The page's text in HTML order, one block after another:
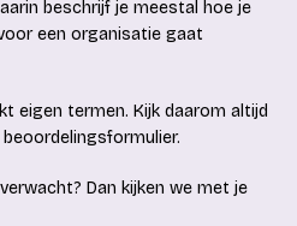
beschrijf je meestal hoe je
een organisatie gaat
eigen termen. Kijk daarom altijd
Dan kijken we met je